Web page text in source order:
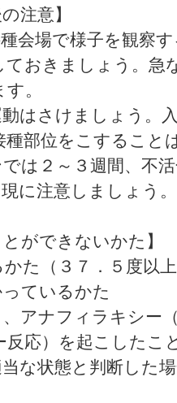
注意】
会場で様子を観察
おきましょう。急
。
動はさけましょう。
部位をこすること
は２～３週間、不
に注意しましょう。
ができないかた】
た（３７．５度以
ているかた
アナフィラキシー
応）を起こしたこ
な状態と判断した